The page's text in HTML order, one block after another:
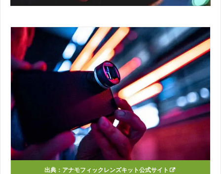
出典：アナモフィックレンズキット公式サイト